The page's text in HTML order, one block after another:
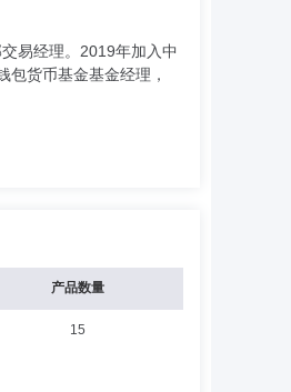
易经理。2019年加入中
货币基金基金经理，
产品数量
15